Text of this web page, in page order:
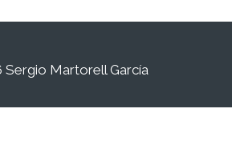
Martorell García